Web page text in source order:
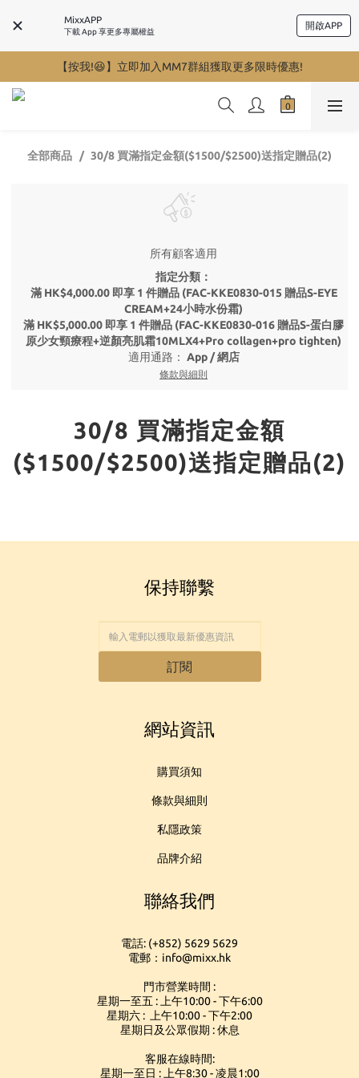
MixxAPP
下載 App 享更多專屬權益
開啟APP
【按我!😆】立即加入MM7群組獲取更多限時優惠!
全部商品 30/8 買滿指定金額($1500/$2500)送指定贈品(2)
所有顧客適用
指定分類：
滿 HK$4,000.00 即享 1 件贈品 (FAC-KKE0830-015 贈品S-EYE
CREAM+24小時水份霜)
滿 HK$5,000.00 即享 1 件贈品 (FAC-KKE0830-016 贈品S-蛋白膠
原少女頸療程+逆顏亮肌霜10MLX4+Pro collagen+pro tighten)
適用通路： App / 網店
條款與細則
30/8 買滿指定金額
($1500/$2500)送指定贈品(2)
保持聯繫
訂閱
網站資訊
購買須知
條款與細則
私隱政策
品牌介紹
聯絡我們
電話: (+852) 5629 5629
電郵：info@mixx.hk
門市營業時間 :
星期一至五 : 上午10:00 - 下午6:00
星期六 : 上午10:00 - 下午2:00
星期日及公眾假期 : 休息
客服在線時間:
星期一至日 : 上午8:30 - 凌晨1:00